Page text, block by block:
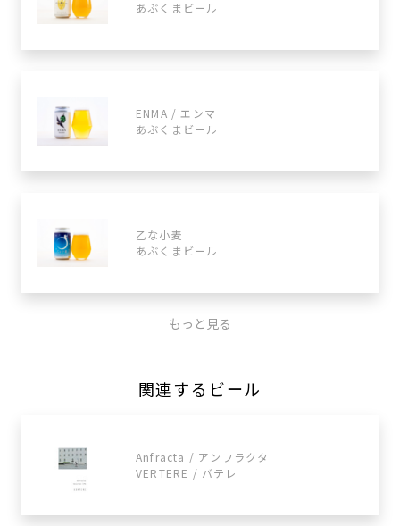
あぶくまビール
ENMA / エンマ
あぶくまビール
乙な小麦
あぶくまビール
もっと見る
関連するビール
Anfracta / アンフラクタ
VERTERE / バテレ